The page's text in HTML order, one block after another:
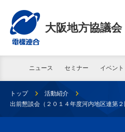
大阪地方協議会
ニュース セミナー イベント
トップ
活動紹介
出前懇談会（２０１４年度河内地区連第